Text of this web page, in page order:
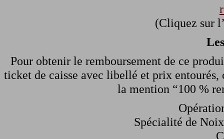
(Cliquez sur
Pour obtenir le remboursement de ce
ticket de caisse avec libellé et prix
la mention “100 %
Spécialité de